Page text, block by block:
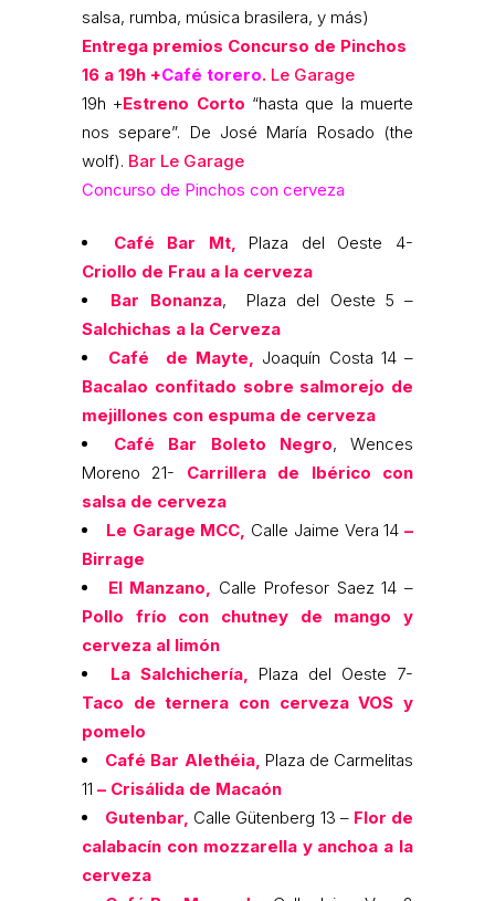
salsa, rumba, música brasilera, y más)
Entrega premios Concurso de Pinchos
16 a 19h +Café torero. Le Garage
19h +Estreno Corto “hasta que la muerte
nos separe”. De José María Rosado (the
wolf). Bar Le Garage
Concurso de Pinchos con cerveza
Café Bar Mt, Plaza del Oeste 4-
Criollo de Frau a la cerveza
Bar Bonanza, Plaza del Oeste 5 –
Salchichas a la Cerveza
Café de Mayte, Joaquín Costa 14 –
Bacalao confitado sobre salmorejo de
mejillones con espuma de cerveza
Café Bar Boleto Negro, Wences
Moreno 21- Carrillera de Ibérico con
salsa de cerveza
Le Garage MCC, Calle Jaime Vera 14 –
Birrage
El Manzano, Calle Profesor Saez 14 –
Pollo frío con chutney de mango y
cerveza al limón
La Salchichería, Plaza del Oeste 7-
Taco de ternera con cerveza VOS y
pomelo
Café Bar Alethéia, Plaza de Carmelitas
11 – Crisálida de Macaón
Gutenbar, Calle Gütenberg 13 –Flor de
calabacín con mozzarella y anchoa a la
cerveza